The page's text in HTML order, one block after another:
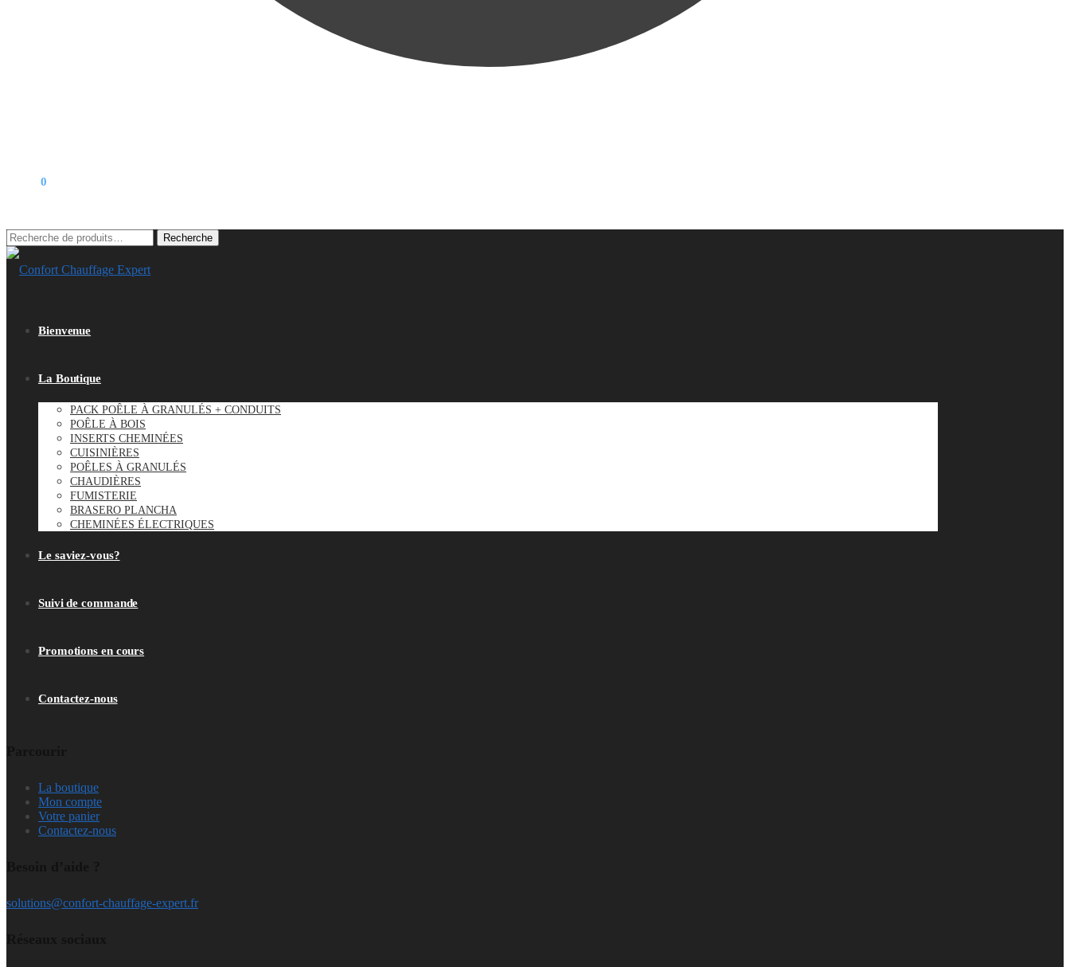
0
Recherche
pour :
Recherche
Bienvenue
La Boutique
PACK POÊLE À GRANULÉS + CONDUITS
POÊLE À BOIS
INSERTS CHEMINÉES
CUISINIÈRES
POÊLES À GRANULÉS
CHAUDIÈRES
FUMISTERIE
BRASERO PLANCHA
CHEMINÉES ÉLECTRIQUES
Le saviez-vous?
Suivi de commande
Promotions en cours
Contactez-nous
La boutique
Mon compte
Votre panier
Contactez-nous
solutions@confort-chauffage-expert.fr